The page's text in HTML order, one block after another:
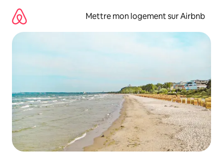
directement
contenu
Mettre mon logement sur Airbnb